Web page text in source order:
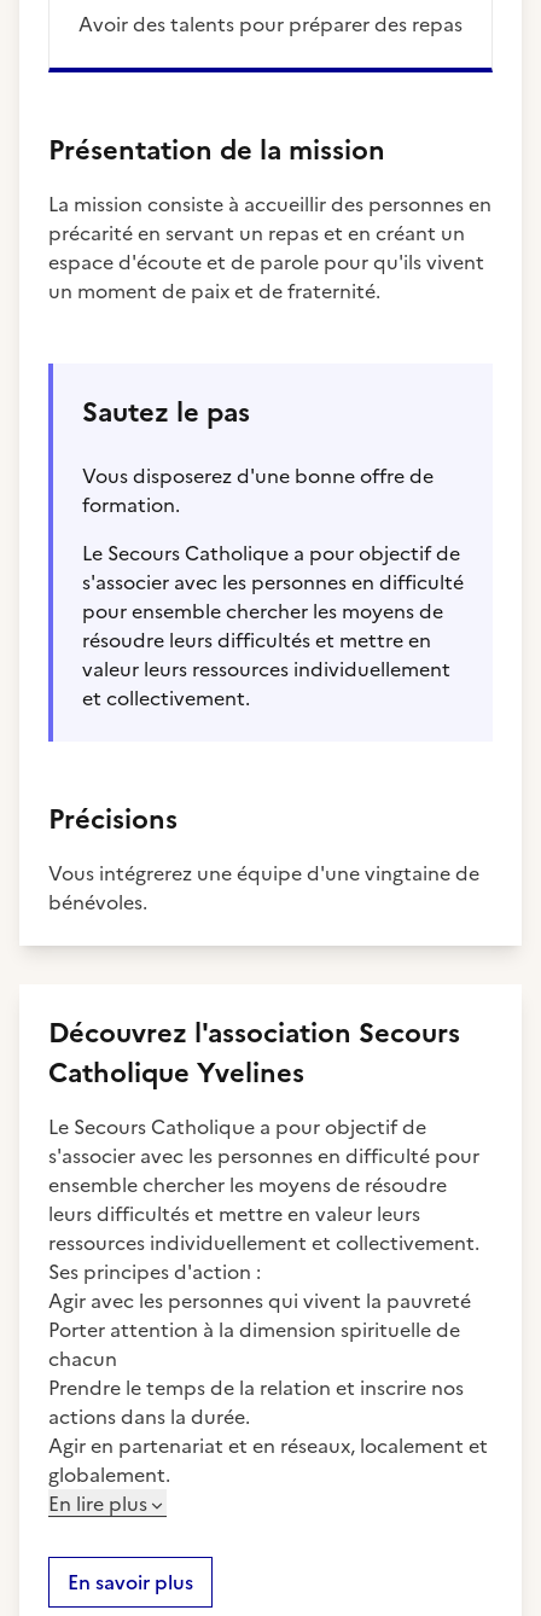
Avoir des talents pour préparer des repas
Présentation de la mission
La mission consiste à accueillir des personnes en
précarité en servant un repas et en créant un
espace d'écoute et de parole pour qu'ils vivent
un moment de paix et de fraternité.
Sautez le pas
Vous disposerez d'une bonne offre de
formation.
Le Secours Catholique a pour objectif de
s'associer avec les personnes en difficulté
pour ensemble chercher les moyens de
résoudre leurs difficultés et mettre en
valeur leurs ressources individuellement
et collectivement.
Précisions
Vous intégrerez une équipe d'une vingtaine de
bénévoles.
Découvrez l'association Secours
Catholique Yvelines
Le Secours Catholique a pour objectif de
s'associer avec les personnes en difficulté pour
ensemble chercher les moyens de résoudre
leurs difficultés et mettre en valeur leurs
ressources individuellement et collectivement.
Ses principes d'action :
Agir avec les personnes qui vivent la pauvreté
Porter attention à la dimension spirituelle de
chacun
Prendre le temps de la relation et inscrire nos
actions dans la durée.
Agir en partenariat et en réseaux, localement et
globalement.
En lire plus
En savoir plus